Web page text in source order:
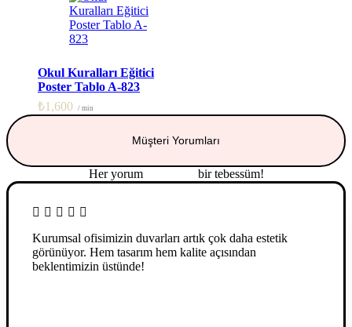
Okul Kuralları Eğitici
Poster Tablo A-823
₺1,600 / min
Müşteri Yorumları
Her yorum bir tebessüm!
Kurumsal ofisimizin duvarları artık çok daha estetik
görünüyor. Hem tasarım hem kalite açısından
beklentimizin üstünde!